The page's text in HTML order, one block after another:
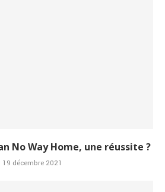
No Way Home, une réussite ?
19 décembre 2021